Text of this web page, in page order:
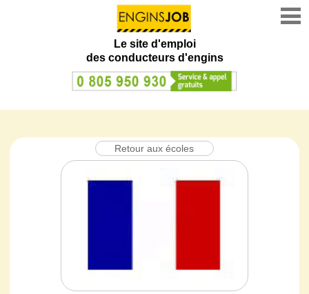
Le site d'emploi
des conducteurs d'engins
Retour aux écoles